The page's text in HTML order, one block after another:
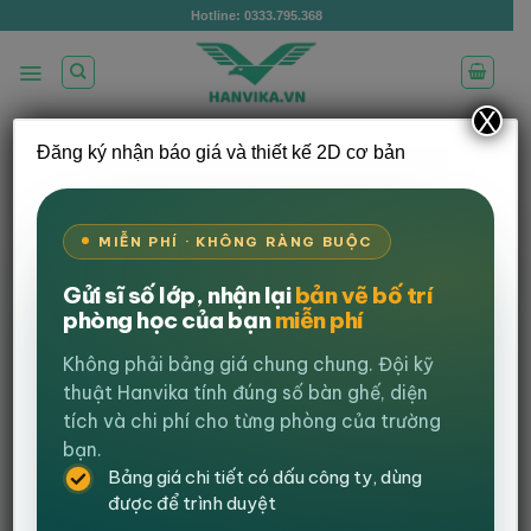
qua
dung
Hotline: 0333.795.368
Ưu Đãi Cực Sốc: Bàn Ghế Văn
Phòng Chất Lượng Chỉ Từ 449K Tại Nội
Thất Hanvika
Đăng vào 5 Tháng 3, 2025 Nguyễn Trung Kiên
Views: 1.186
Nội dung bài viết
Mua bàn ghế văn phòng giá rẻ – Chất lượng cao chỉ từ
449K tại Nội Thất Hanvika
Tại sao nên chọn bàn ghế văn phòng tại Nội Thất Hanvika?
Danh mục sản phẩm nổi bật tại Hanvika
Đăng ký nhận báo giá và thiết kế 2D cơ bản
MIỄN PHÍ · KHÔNG RÀNG BUỘC
Gửi sĩ số lớp, nhận lạibản vẽ bố trí
phòng học của bạnmiễn phí
Không phải bảng giá chung chung. Đội kỹ
thuật Hanvika tính đúng số bàn ghế, diện
tích và chi phí cho từng phòng của trường
bạn.
Bảng giá chi tiết có dấu công ty, dùng
được để trình duyệt
X